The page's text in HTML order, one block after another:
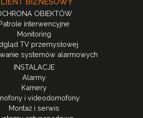
OBIEKTÓW
interwencyjne
Monitoring
TV przemysłowej
systemów alarmowych
INSTALACJE
Alarmy
Kamery
i videodomofony
Montaż i serwis